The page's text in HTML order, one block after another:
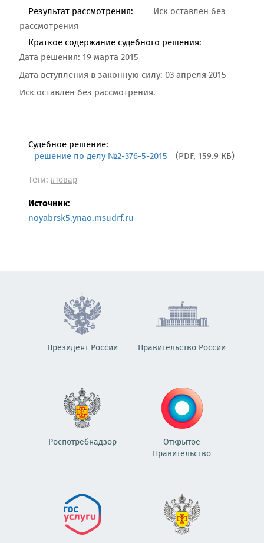
Результат рассмотрения:
Иск оставлен без
рассмотрения
Краткое содержание судебного решения:
Дата решения: 19 марта 2015
Дата вступления в законную силу: 03 апреля 2015
Иск оставлен без рассмотрения.
Судебное решение:
решение по делу №2-376-5-2015
(PDF, 159.9 КБ)
Теги: #Товар
Источник:
noyabrsk5.ynao.msudrf.ru
Президент России Правительство России
Роспотребнадзор
Открытое
Правительство